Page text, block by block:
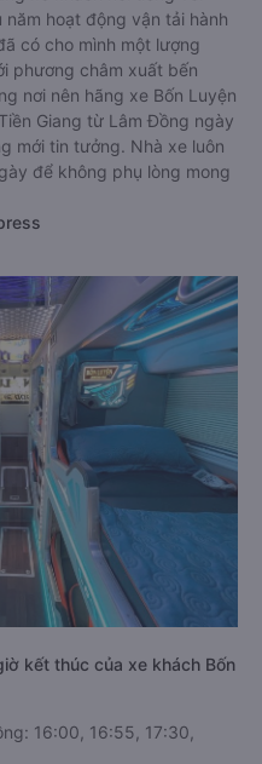
hoạt động vận tải hành
có cho mình một lượng
phương châm xuất bến
nơi nên hãng xe Bốn Luyện
Giang từ Lâm Đồng ngày
mới tin tưởng. Nhà xe luôn
để không phụ lòng mong
kết thúc của xe khách Bốn
16:00, 16:55, 17:30,